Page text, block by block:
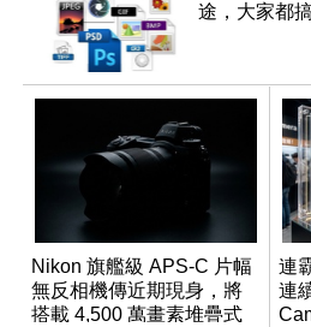
途，大家都
Nikon 旗艦級 APS-C 片幅
無反相機傳近期現身，將
搭載 4,500 萬畫素堆疊式
連
連